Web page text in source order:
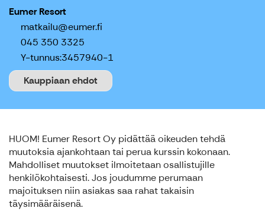
Eumer Resort
matkailu@eumer.fi
045 350 3325
Y-tunnus:3457940-1
Kauppiaan ehdot
HUOM! Eumer Resort Oy pidättää oikeuden tehdä
muutoksia ajankohtaan tai perua kurssin kokonaan.
Mahdolliset muutokset ilmoitetaan osallistujille
henkilökohtaisesti. Jos joudumme perumaan
majoituksen niin asiakas saa rahat takaisin
täysimääräisenä.